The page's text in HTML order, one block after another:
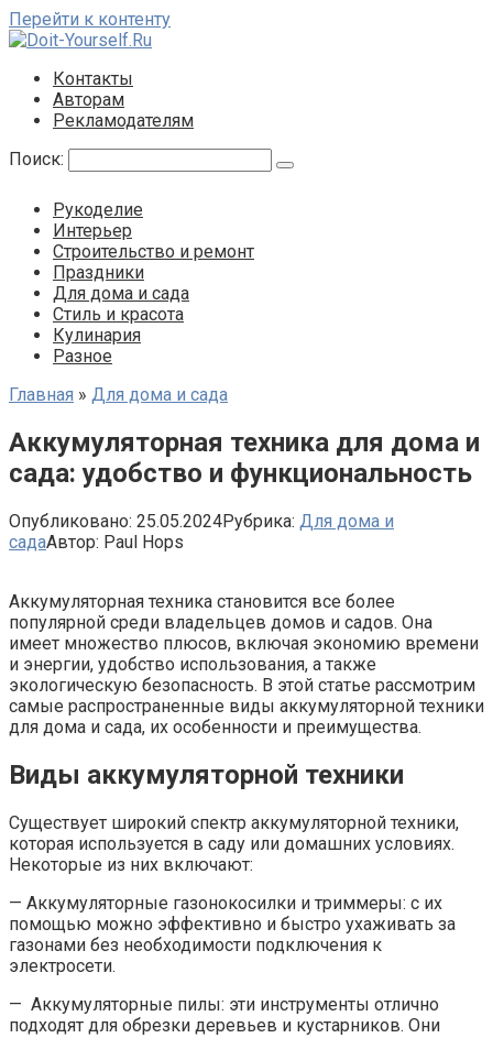
Перейти к контенту
Контакты
Авторам
Рекламодателям
Поиск:
Рукоделие
Интерьер
Строительство и ремонт
Праздники
Для дома и сада
Стиль и красота
Кулинария
Разное
Главная » Для дома и сада
Аккумуляторная техника для дома и
сада: удобство и функциональность
Опубликовано: 25.05.2024Рубрика: Для дома и
садаАвтор: Paul Hops
Аккумуляторная техника становится все более
популярной среди владельцев домов и садов. Она
имеет множество плюсов, включая экономию времени
и энергии, удобство использования, а также
экологическую безопасность. В этой статье рассмотрим
самые распространенные виды аккумуляторной техники
для дома и сада, их особенности и преимущества.
Виды аккумуляторной техники
Существует широкий спектр аккумуляторной техники,
которая используется в саду или домашних условиях.
Некоторые из них включают:
— Аккумуляторные газонокосилки и триммеры: с их
помощью можно эффективно и быстро ухаживать за
газонами без необходимости подключения к
электросети.
— Аккумуляторные пилы: эти инструменты отлично
подходят для обрезки деревьев и кустарников. Они